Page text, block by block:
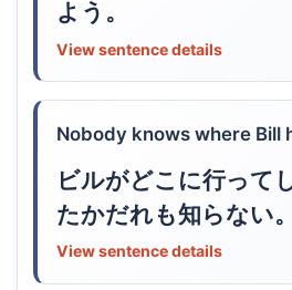
よう。
View sentence details
Nobody knows where Bill
ビルがどこに行って
たかだれも知らない。
View sentence details